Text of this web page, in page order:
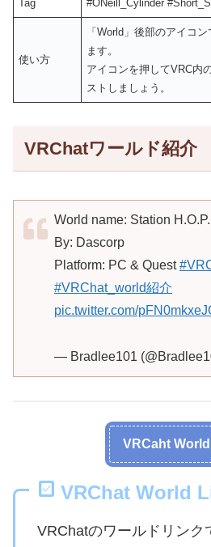
Tag #ONeill_Cylinder
使い方
「World」後部のアイコ
ます。
アイコンを押してVRC内
ストしましょう。
VRChatワールド紹介
World name: Station
By: Dascorp
Platform: PC & Quest
#VRChat_world紹介
pic.twitter.com/
— Bradlee101
VRCaht
VRChat World
VRChatのワールドリンク